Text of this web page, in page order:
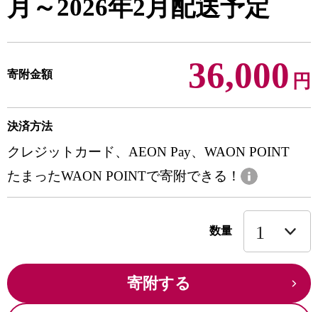
月～2026年2月配送予定
寄附金額 36,000 円
決済方法
クレジットカード、AEON Pay、WAON POINT
たまったWAON POINTで寄附できる！
数量
寄附する